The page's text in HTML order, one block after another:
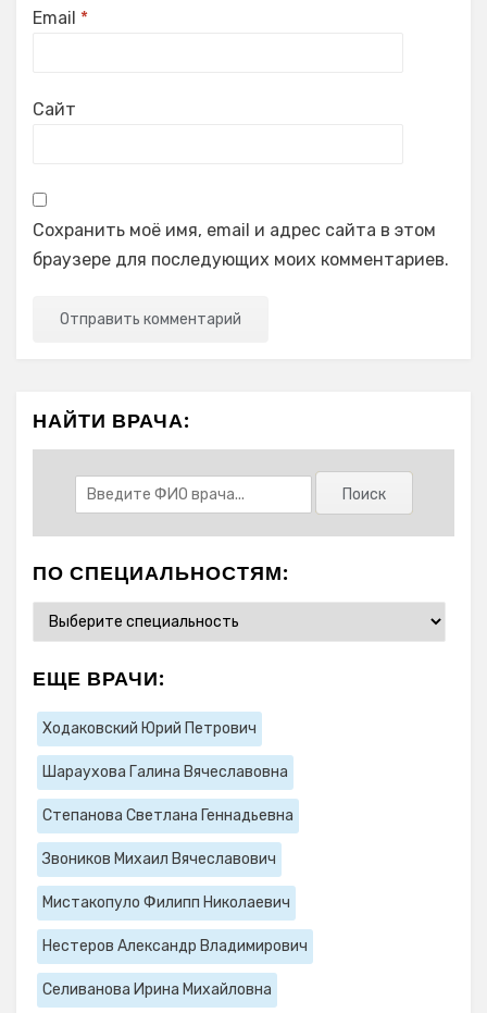
Email *
Сайт
Сохранить моё имя, email и адрес сайта в этом
браузере для последующих моих комментариев.
НАЙТИ ВРАЧА:
ПО СПЕЦИАЛЬНОСТЯМ:
ЕЩЕ ВРАЧИ:
Ходаковский Юрий Петрович
Шараухова Галина Вячеславовна
Степанова Светлана Геннадьевна
Звоников Михаил Вячеславович
Мистакопуло Филипп Николаевич
Нестеров Александр Владимирович
Селиванова Ирина Михайловна